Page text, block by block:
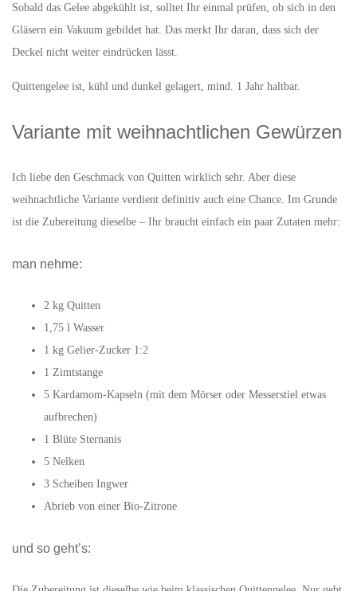
Sobald das Gelee abgekühlt ist, solltet Ihr einmal prüfen, ob sich in den
Gläsern ein Vakuum gebildet hat. Das merkt Ihr daran, dass sich der
Deckel nicht weiter eindrücken lässt.
Quittengelee ist, kühl und dunkel gelagert, mind. 1 Jahr haltbar.
Variante mit weihnachtlichen Gewürzen
Ich liebe den Geschmack von Quitten wirklich sehr. Aber diese
weihnachtliche Variante verdient definitiv auch eine Chance. Im Grunde
ist die Zubereitung dieselbe – Ihr braucht einfach ein paar Zutaten mehr:
man nehme:
2 kg Quitten
1,75 l Wasser
1 kg Gelier-Zucker 1:2
1 Zimtstange
5 Kardamom-Kapseln (mit dem Mörser oder Messerstiel etwas
aufbrechen)
1 Blüte Sternanis
5 Nelken
3 Scheiben Ingwer
Abrieb von einer Bio-Zitrone
und so geht’s: